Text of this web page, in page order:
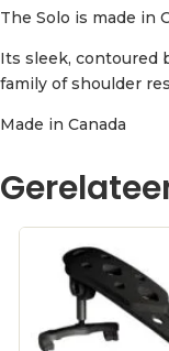
The Solo is made in
Its sleek, contoured
family of shoulder
Made in Canada